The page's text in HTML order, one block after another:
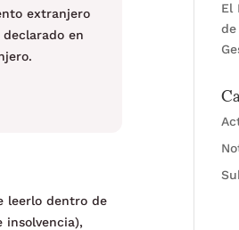
extranjero
en
leerlo dentro de
insolvencia),
El
de